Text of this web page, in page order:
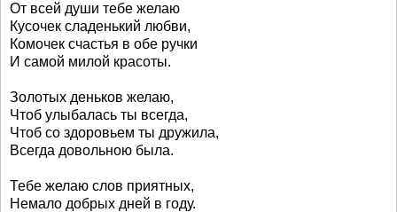
От всей души тебе желаю
Кусочек сладенький любви,
Комочек счастья в обе ручки
И самой милой красоты.
Золотых деньков желаю,
Чтоб улыбалась ты всегда,
Чтоб со здоровьем ты дружила,
Всегда довольною была.
Тебе желаю слов приятных,
Немало добрых дней в году.